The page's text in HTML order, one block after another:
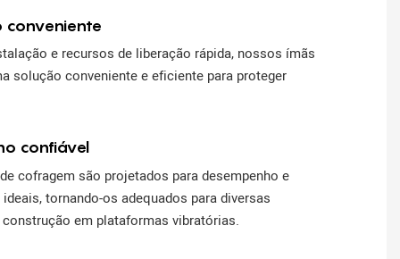
conveniente
e recursos de liberação rápida, nossos ímãs
solução conveniente e eficiente para proteger
confiável
cofragem são projetados para desempenho e
tornando-os adequados para diversas
em plataformas vibratórias.